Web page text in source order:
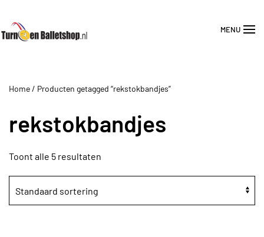
Overslaan en naar de inhoud gaan MENU
Home/ Producten getagged “rekstokbandjes”
rekstokbandjes
Toont alle 5 resultaten